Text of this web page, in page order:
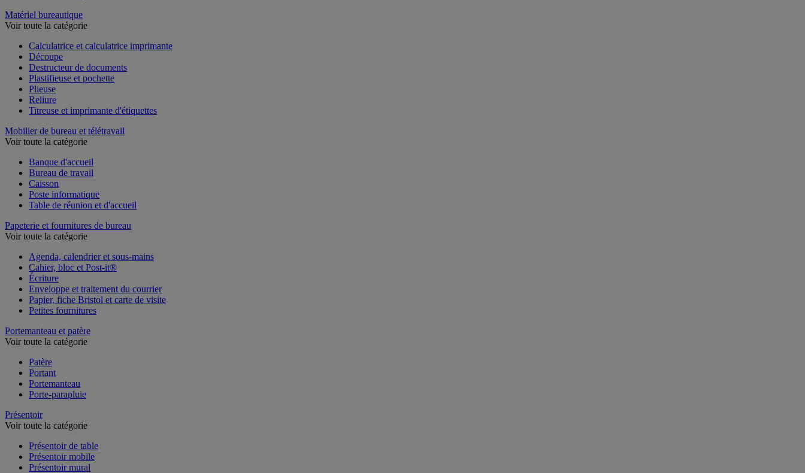
Matériel bureautique
Voir toute la catégorie
Calculatrice et calculatrice imprimante
Découpe
Destructeur de documents
Plastifieuse et pochette
Plieuse
Reliure
Titreuse et imprimante d'étiquettes
Mobilier de bureau et télétravail
Voir toute la catégorie
Banque d'accueil
Bureau de travail
Caisson
Poste informatique
Table de réunion et d'accueil
Papeterie et fournitures de bureau
Voir toute la catégorie
Agenda, calendrier et sous-mains
Cahier, bloc et Post-it®
Écriture
Enveloppe et traitement du courrier
Papier, fiche Bristol et carte de visite
Petites fournitures
Portemanteau et patère
Voir toute la catégorie
Patère
Portant
Portemanteau
Porte-parapluie
Présentoir
Voir toute la catégorie
Présentoir de table
Présentoir mobile
Présentoir mural